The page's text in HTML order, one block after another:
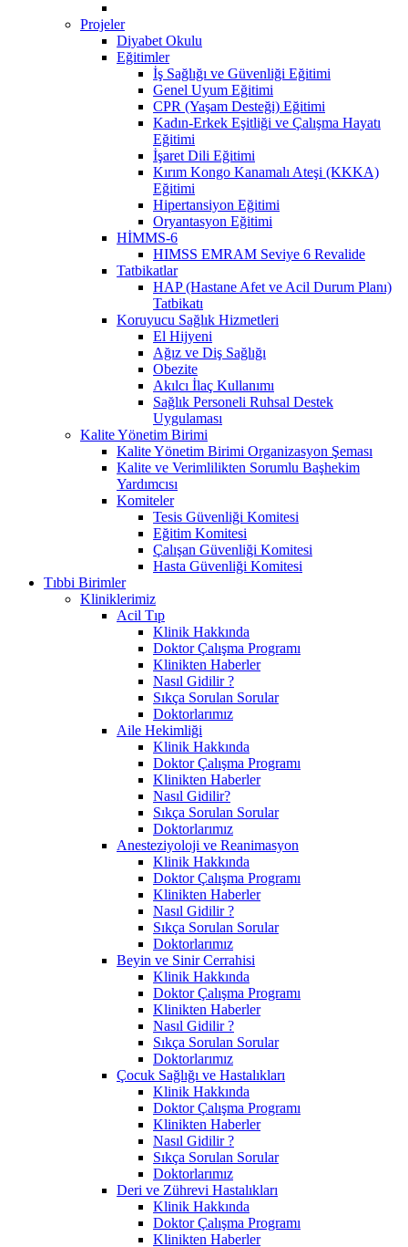
Projeler
Diyabet Okulu
Eğitimler
İş Sağlığı ve Güvenliği Eğitimi
Genel Uyum Eğitimi
CPR (Yaşam Desteği) Eğitimi
Kadın-Erkek Eşitliği ve Çalışma Hayatı
Eğitimi
İşaret Dili Eğitimi
Kırım Kongo Kanamalı Ateşi (KKKA)
Eğitimi
Hipertansiyon Eğitimi
Oryantasyon Eğitimi
HİMMS-6
HIMSS EMRAM Seviye 6 Revalide
Tatbikatlar
HAP (Hastane Afet ve Acil Durum Planı)
Tatbikatı
Koruyucu Sağlık Hizmetleri
El Hijyeni
Ağız ve Diş Sağlığı
Obezite
Akılcı İlaç Kullanımı
Sağlık Personeli Ruhsal Destek
Uygulaması
Kalite Yönetim Birimi
Kalite Yönetim Birimi Organizasyon Şeması
Kalite ve Verimlilikten Sorumlu Başhekim
Yardımcısı
Komiteler
Tesis Güvenliği Komitesi
Eğitim Komitesi
Çalışan Güvenliği Komitesi
Hasta Güvenliği Komitesi
Tıbbi Birimler
Kliniklerimiz
Acil Tıp
Klinik Hakkında
Doktor Çalışma Programı
Klinikten Haberler
Nasıl Gidilir ?
Sıkça Sorulan Sorular
Doktorlarımız
Aile Hekimliği
Klinik Hakkında
Doktor Çalışma Programı
Klinikten Haberler
Nasıl Gidilir?
Sıkça Sorulan Sorular
Doktorlarımız
Anesteziyoloji ve Reanimasyon
Klinik Hakkında
Doktor Çalışma Programı
Klinikten Haberler
Nasıl Gidilir ?
Sıkça Sorulan Sorular
Doktorlarımız
Beyin ve Sinir Cerrahisi
Klinik Hakkında
Doktor Çalışma Programı
Klinikten Haberler
Nasıl Gidilir ?
Sıkça Sorulan Sorular
Doktorlarımız
Çocuk Sağlığı ve Hastalıkları
Klinik Hakkında
Doktor Çalışma Programı
Klinikten Haberler
Nasıl Gidilir ?
Sıkça Sorulan Sorular
Doktorlarımız
Deri ve Zührevi Hastalıkları
Klinik Hakkında
Doktor Çalışma Programı
Klinikten Haberler